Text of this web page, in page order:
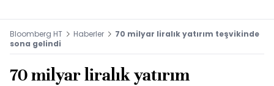
Bloomberg HT Haberler
70 milyar liralık yatırım teşvikinde
sona gelindi
70 milyar liralık yatırım